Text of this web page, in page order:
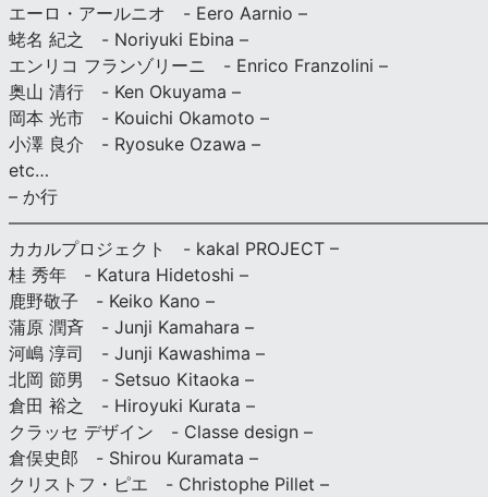
エーロ・アールニオ - Eero Aarnio –
蛯名 紀之 - Noriyuki Ebina –
エンリコ フランゾリーニ - Enrico Franzolini –
奥山 清行 - Ken Okuyama –
岡本 光市 - Kouichi Okamoto –
小澤 良介 - Ryosuke Ozawa –
etc…
– か行
カカルプロジェクト - kakal PROJECT –
桂 秀年 - Katura Hidetoshi –
鹿野敬子 - Keiko Kano –
蒲原 潤斉 - Junji Kamahara –
河嶋 淳司 - Junji Kawashima –
北岡 節男 - Setsuo Kitaoka –
倉田 裕之 - Hiroyuki Kurata –
クラッセ デザイン - Classe design –
倉俣史郎 - Shirou Kuramata –
クリストフ・ピエ - Christophe Pillet –